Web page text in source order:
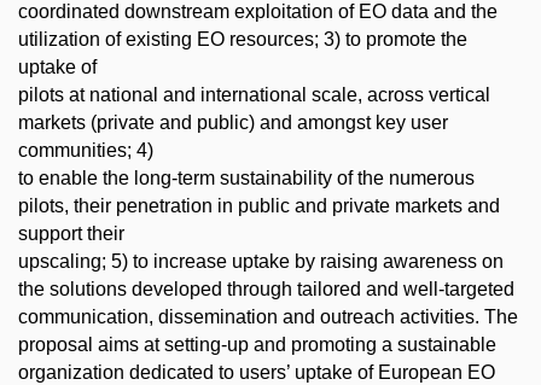
coordinated downstream exploitation of EO data and the
utilization of existing EO resources; 3) to promote the
uptake of
pilots at national and international scale, across vertical
markets (private and public) and amongst key user
communities; 4)
to enable the long-term sustainability of the numerous
pilots, their penetration in public and private markets and
support their
upscaling; 5) to increase uptake by raising awareness on
the solutions developed through tailored and well-targeted
communication, dissemination and outreach activities. The
proposal aims at setting-up and promoting a sustainable
organization dedicated to users’ uptake of European EO